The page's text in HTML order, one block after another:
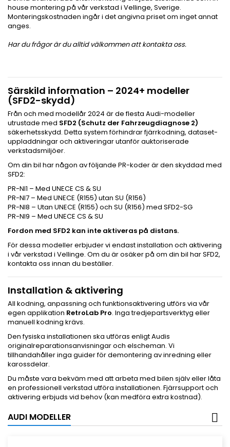
AUDI MODELLER
house montering på vår verkstad i Vellinge, Sverige.
Monteringskostnaden ingår i det angivna priset om inget annat
anges.
Har du frågor är du alltid välkommen att kontakta oss.
Särskild information – 2024+ modeller
(SFD2-skydd)
Från och med modellår 2024 är de flesta Audi-modeller
utrustade med SFD2 (Schutz der Fahrzeugdiagnose 2)
säkerhetsskydd. Detta system förhindrar fjärrkodning, dataset-
uppladdningar och aktiveringar utanför auktoriserade
verkstadsmiljöer.
Om din bil har någon av följande PR-koder är den skyddad med
SFD2:
PR-NI1 – Med UNECE CS & SU
PR-NI7 – Med UNECE (R155) utan SU (R156)
PR-NI8 – Utan UNECE (R155) och SU (R156) med SFD2-SG
PR-NI9 – Med UNECE CS & SU
Fordon med SFD2 kan inte aktiveras på distans.
För dessa modeller erbjuder vi endast installation och aktivering
i vår verkstad i Vellinge. Om du är osäker på om din bil har SFD2,
kontakta oss innan du beställer.
Installation & aktivering
All kodning, anpassning och funktionsaktivering utförs via vår
egen applikation RetroLab Pro. Inga tredjepartsverktyg eller
manuell kodning krävs.
Den fysiska installationen ska utföras enligt Audis
originalreparationsanvisningar och elscheman. Vi
tillhandahåller inga guider för demontering av inredning eller
karossdelar.
Du måste vara bekväm med att arbeta med bilen själv eller låta
en professionell verkstad utföra installationen. Fjärrsupport och
aktivering erbjuds vid behov (kan medföra extra kostnad).